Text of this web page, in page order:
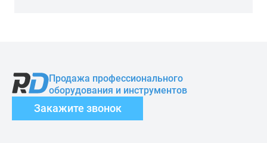
Продажа профессионального
оборудования и инструментов
Закажите звонок